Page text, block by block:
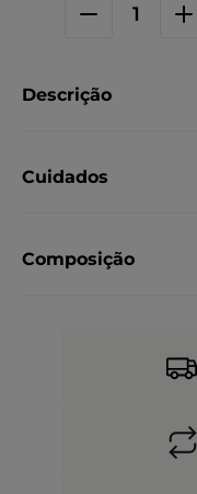
Descrição
Cuidados
Composição